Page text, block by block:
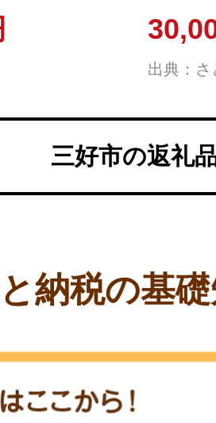
煌」1
ワイ
和」1
出典：さ
三好市の返礼
納税の基